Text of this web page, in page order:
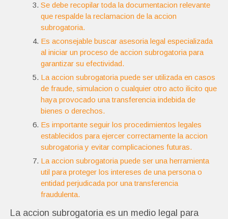
Se debe recopilar toda la documentacion relevante
que respalde la reclamacion de la accion
subrogatoria.
Es aconsejable buscar asesoria legal especializada
al iniciar un proceso de accion subrogatoria para
garantizar su efectividad.
La accion subrogatoria puede ser utilizada en casos
de fraude, simulacion o cualquier otro acto ilicito que
haya provocado una transferencia indebida de
bienes o derechos.
Es importante seguir los procedimientos legales
establecidos para ejercer correctamente la accion
subrogatoria y evitar complicaciones futuras.
La accion subrogatoria puede ser una herramienta
util para proteger los intereses de una persona o
entidad perjudicada por una transferencia
fraudulenta.
La accion subrogatoria es un medio legal para